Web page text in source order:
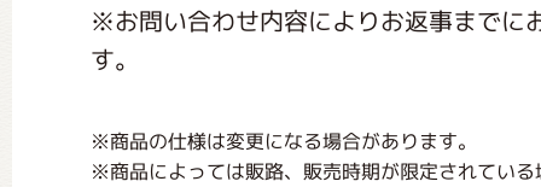
※お問い合わせ内容によりお返事までに
す。
※商品の仕様は変更になる場合があります。
※商品によっては販路、販売時期が限定されてい